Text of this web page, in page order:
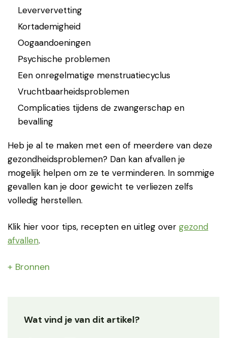
Leververvetting
Kortademigheid
Oogaandoeningen
Psychische problemen
Een onregelmatige menstruatiecyclus
Vruchtbaarheidsproblemen
Complicaties tijdens de zwangerschap en
bevalling
Heb je al te maken met een of meerdere van deze
gezondheidsproblemen? Dan kan afvallen je
mogelijk helpen om ze te verminderen. In sommige
gevallen kan je door gewicht te verliezen zelfs
volledig herstellen.
Klik hier voor tips, recepten en uitleg over gezond
afvallen.
+ Bronnen
Wat vind je van dit artikel?